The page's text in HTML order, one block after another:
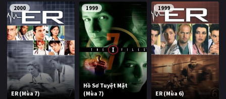
2000
ER (Mùa 7)
1999
Hồ Sơ Tuyệt Mật
(Mùa 7)
1999
ER (Mùa 6)